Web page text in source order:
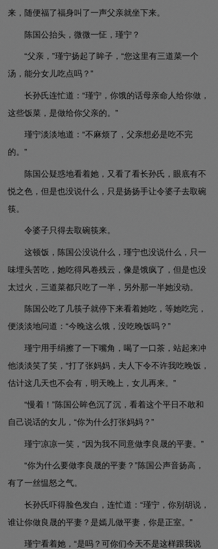
来，随便福了福身叫了一声父亲就坐下来。
陈国公抬头，微微一怔，瑾宁？
“父亲，”瑾宁扬起了眸子，“您这里有三道菜一个
汤，能分女儿吃点吗？”
长孙氏连忙道：“瑾宁，你饿的话母亲命人给你做，
这些饭菜，是做给你父亲的。”
瑾宁淡淡地道：“不麻烦了，父亲想必是吃不完
的。”
陈国公疑惑地看着她，又看了看长孙氏，眼底有不
悦之色，但是也没说什么，只是扬扬手让令婆子去取碗
筷。
令婆子只得去取碗筷来。
这顿饭，陈国公没说什么，瑾宁也没说什么，只一
味埋头苦吃，她吃得风卷残云，像是饿疯了，但是也没
太过火，三道菜都只吃了一半，另外那一半她没动。
陈国公吃了几筷子就停下来看着她吃，等她吃完，
便淡淡地问道：“今晚这么饿，没吃晚饭吗？”
瑾宁用手绢擦了一下嘴角，喝了一口茶，站起来冲
他淡淡笑了笑，“打了张妈妈，夫人下令不许我吃晚饭，
估计这几天也不会有，明天晚上，女儿再来。”
“慢着！”陈国公眸色沉了沉，看着这个平日不敢和
自己说话的女儿，“你为什么打张妈妈？”
瑾宁凉凉一笑，“因为我不同意做李良晟的平妻。”
“你为什么要做李良晟的平妻？”陈国公声音扬高，
有了一丝愠怒之气。
长孙氏吓得脸色发白，连忙道：“瑾宁，你别胡说，
谁让你做良晟的平妻？是嫣儿做平妻，你是正室。”
瑾宁看着她，“是吗？可你们今天不是这样跟我说